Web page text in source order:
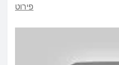
פירוט